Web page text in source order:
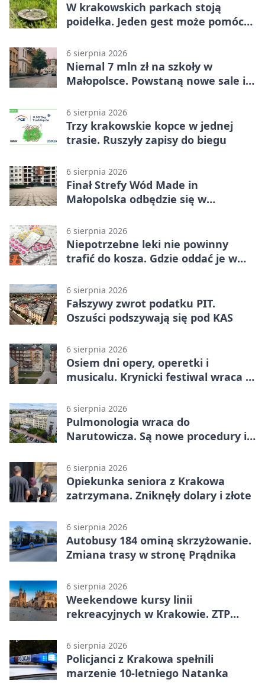
W krakowskich parkach stoją
poidełka. Jeden gest może pomóc
6 sierpnia 2026
Niemal 7 mln zł na szkoły w
Małopolsce. Powstaną nowe sale i
6 sierpnia 2026
Trzy krakowskie kopce w jednej
trasie. Ruszyły zapisy do biegu
6 sierpnia 2026
Finał Strefy Wód Made in
Małopolska odbędzie się w
6 sierpnia 2026
Niepotrzebne leki nie powinny
trafić do kosza. Gdzie oddać je w
6 sierpnia 2026
Fałszywy zwrot podatku PIT.
Oszuści podszywają się pod KAS
6 sierpnia 2026
Osiem dni opery, operetki i
musicalu. Krynicki festiwal wraca z
6 sierpnia 2026
Pulmonologia wraca do
Narutowicza. Są nowe procedury i
6 sierpnia 2026
Opiekunka seniora z Krakowa
zatrzymana. Zniknęły dolary i złote
6 sierpnia 2026
Autobusy 184 ominą skrzyżowanie.
Zmiana trasy w stronę Prądnika
6 sierpnia 2026
Weekendowe kursy linii
rekreacyjnych w Krakowie. ZTP
6 sierpnia 2026
Policjanci z Krakowa spełnili
marzenie 10-letniego Natanka